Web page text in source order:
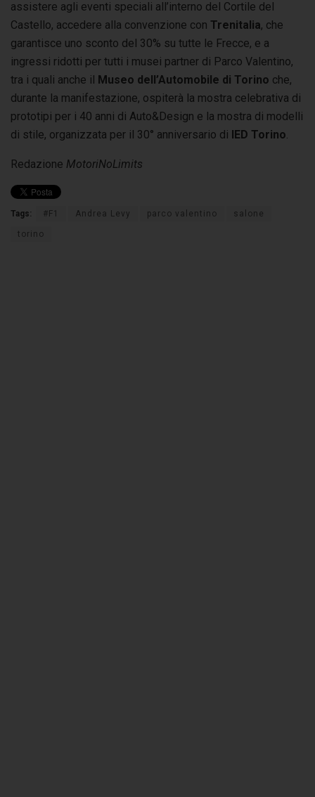
assistere agli eventi speciali all’interno del Cortile del
Castello, accedere alla convenzione con Trenitalia, che
garantisce uno sconto del 30% su tutte le Frecce, e a
ingressi ridotti per tutti i musei partner di Parco Valentino,
tra i quali anche il Museo dell’Automobile di Torino che,
durante la manifestazione, ospiterà la mostra celebrativa di
prototipi per i 40 anni di Auto&Design e la mostra di modelli
di stile, organizzata per il 30° anniversario di IED Torino
Redazione MotoriNoLimits
Tags: #F1 Andrea Levy parco valentino salone
torino